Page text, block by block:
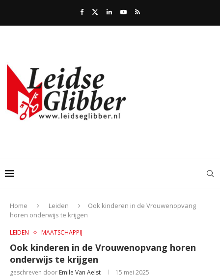
Home Leiden
Ook kinderen in de Vrouwenopvang
horen onderwijs te krijgen
LEIDEN MAATSCHAPPIJ
Ook kinderen in de Vrouwenopvang horen
onderwijs te krijgen
geschreven door Emile Van Aelst 15 mei 2025